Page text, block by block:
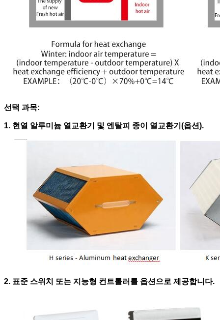
선택 과목:
1. 현열 알루미늄 열교환기 및 엔탈피 종이 열교환기(옵션).
2. 표준 스위치 또는 지능형 컨트롤러를 옵션으로 제공합니다.